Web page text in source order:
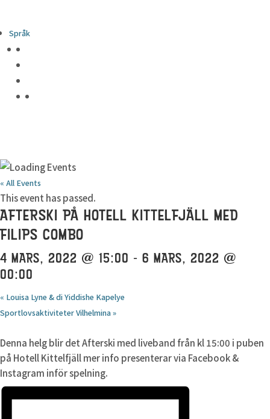
Språk
« All Events
This event has passed.
AFTERSKI PÅ HOTELL KITTELFJÄLL MED
FILIPS COMBO
4 MARS, 2022 @ 15:00 - 6 MARS, 2022 @
00:00
« Louisa Lyne & di Yiddishe Kapelye
Sportlovsaktiviteter Vilhelmina»
Denna helg blir det Afterski med liveband från kl 15:00 i puben
på Hotell Kittelfjäll mer info presenterar via Facebook &
Instagram inför spelning.